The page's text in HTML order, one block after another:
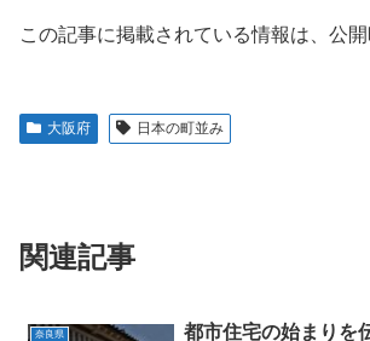
この記事に掲載されている情報は、公開
大阪府 日本の町並み
関連記事
奈良県
都市住宅の始まりを